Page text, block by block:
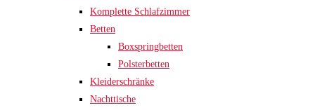
Komplette Schlafzimmer
Betten
Boxspringbetten
Polsterbetten
Kleiderschränke
Nachttische